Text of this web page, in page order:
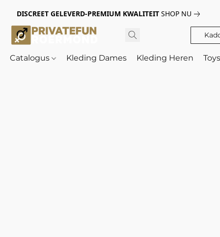
DISCREET GELEVERD-PREMIUM KWALITEIT SHOP NU
Catalogus Kleding Dames Kleding Heren